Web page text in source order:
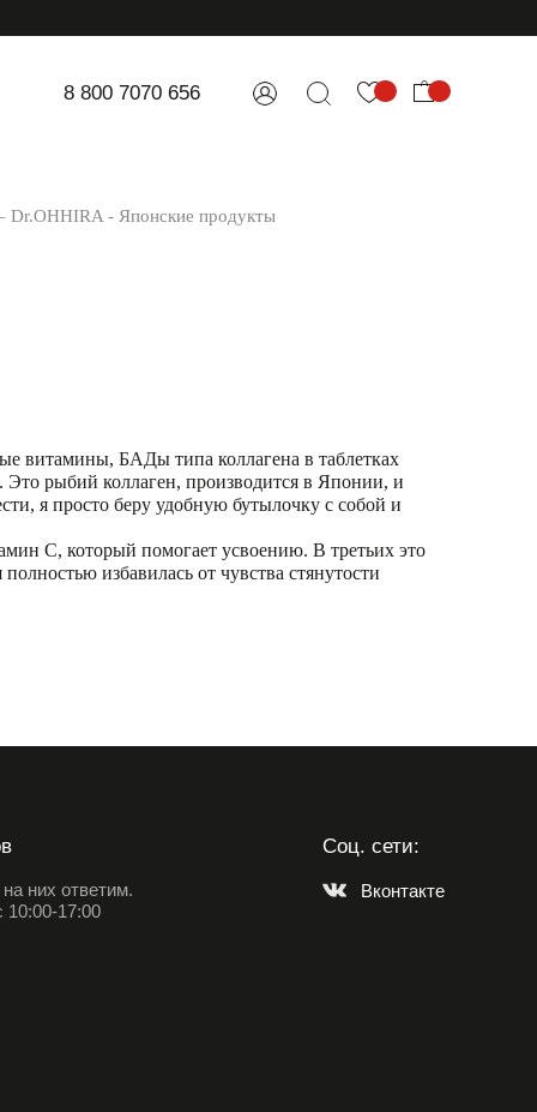
8 800 7070 656
Dr.OHHIRA - Японские продукты
витамины, БАДы типа коллагена в таблетках
. Это рыбий коллаген, производится в Японии, и
я просто беру удобную бутылочку с собой и
С, который помогает усвоению. В третьих это
избавилась от чувства стянутости
Соц. сети:
Вконтакте
них ответим.
10:00-17:00